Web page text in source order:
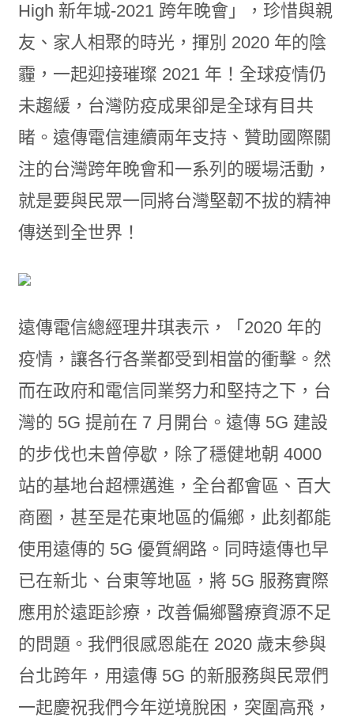
High 新年城-2021 跨年晚會」，珍惜與親
友、家人相聚的時光，揮別 2020 年的陰
霾，一起迎接璀璨 2021 年！全球疫情仍
未趨緩，台灣防疫成果卻是全球有目共
睹。遠傳電信連續兩年支持、贊助國際關
注的台灣跨年晚會和一系列的暖場活動，
就是要與民眾一同將台灣堅韌不拔的精神
傳送到全世界！
遠傳電信總經理井琪表示，「2020 年的
疫情，讓各行各業都受到相當的衝擊。然
而在政府和電信同業努力和堅持之下，台
灣的 5G 提前在 7 月開台。遠傳 5G 建設
的步伐也未曾停歇，除了穩健地朝 4000
站的基地台超標邁進，全台都會區、百大
商圈，甚至是花東地區的偏鄉，此刻都能
使用遠傳的 5G 優質網路。同時遠傳也早
已在新北、台東等地區，將 5G 服務實際
應用於遠距診療，改善偏鄉醫療資源不足
的問題。我們很感恩能在 2020 歲末參與
台北跨年，用遠傳 5G 的新服務與民眾們
一起慶祝我們今年逆境脫困，突圍高飛，